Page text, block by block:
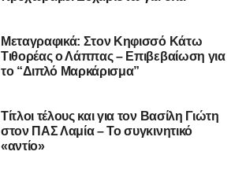
Μεταγραφικά: Στον Κηφισσό Κάτω
Τιθορέας ο Λάππας – Επιβεβαίωση για
το “Διπλό Μαρκάρισμα”
Τίτλοι τέλους και για τον Βασίλη Γιώτη
στον ΠΑΣ Λαμία – Το συγκινητικό
«αντίο»